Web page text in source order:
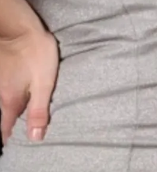
Способ Быстро Восстановить
После Праздников
Подкупавшей Избирателей,
Тюрьма